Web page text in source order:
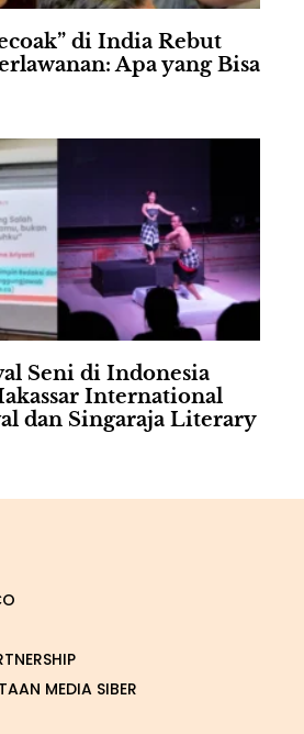
di India Rebut
Apa yang Bisa
Seni di Indonesia
International
dan Singaraja Literary
MEDIA SIBER